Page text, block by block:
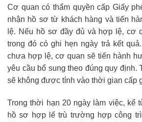
Cơ quan có thẩm quyền cấp Giấy
nhận hồ sơ từ khách hàng và tiến
lệ. Nếu hồ sơ đầy đủ và hợp lệ, cơ
trong đó có ghi hẹn ngày trả kết
chưa hợp lệ, cơ quan sẽ tiến hành
yêu cầu bổ sung theo đúng quy định.
sẽ không được tính vào thời gian cấp
Trong thời hạn 20 ngày làm việc, kể
hồ sơ hợp lế trù trường hợp công